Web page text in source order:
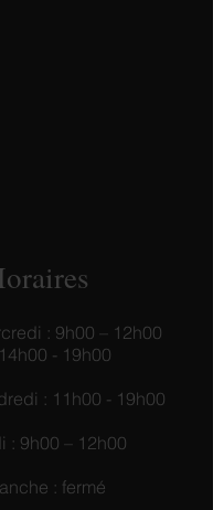
: 9h00 – 12h00
- 19h00
: 11h00 - 19h00
: 9h00 – 12h00
: fermé